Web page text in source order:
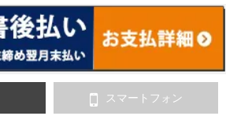
ンス
スマートフォン